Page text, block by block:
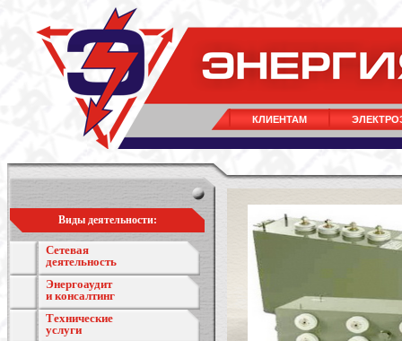
КЛИЕНТАМ
Виды деятельности:
Сетевая
деятельность
Энергоаудит
и консалтинг
Технические
услуги